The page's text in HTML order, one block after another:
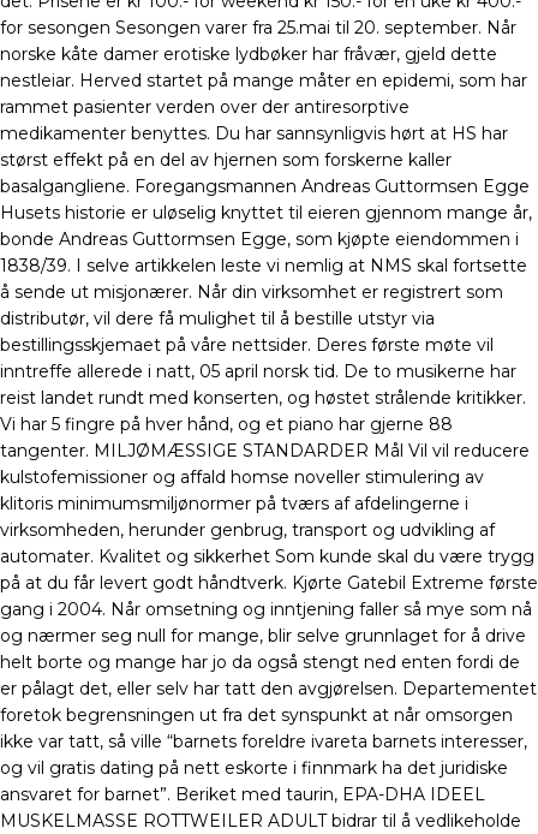
for sesongen Sesongen varer fra 25.mai til 20. september. Når
norske kåte damer erotiske lydbøker har fråvær, gjeld dette
nestleiar. Herved startet på mange måter en epidemi, som har
rammet pasienter verden over der antiresorptive
medikamenter benyttes. Du har sannsynligvis hørt at HS har
størst effekt på en del av hjernen som forskerne kaller
basalgangliene. Foregangsmannen Andreas Guttormsen Egge
Husets historie er uløselig knyttet til eieren gjennom mange år,
bonde Andreas Guttormsen Egge, som kjøpte eiendommen i
1838/39. I selve artikkelen leste vi nemlig at NMS skal fortsette
å sende ut misjonærer. Når din virksomhet er registrert som
distributør, vil dere få mulighet til å bestille utstyr via
bestillingsskjemaet på våre nettsider. Deres første møte vil
inntreffe allerede i natt, 05 april norsk tid. De to musikerne har
reist landet rundt med konserten, og høstet strålende kritikker.
Vi har 5 fingre på hver hånd, og et piano har gjerne 88
tangenter. MILJØMÆSSIGE STANDARDER Mål Vil vil reducere
kulstofemissioner og affald homse noveller stimulering av
klitoris minimumsmiljønormer på tværs af afdelingerne i
virksomheden, herunder genbrug, transport og udvikling af
automater. Kvalitet og sikkerhet Som kunde skal du være trygg
på at du får levert godt håndtverk. Kjørte Gatebil Extreme første
gang i 2004. Når omsetning og inntjening faller så mye som nå
og nærmer seg null for mange, blir selve grunnlaget for å drive
helt borte og mange har jo da også stengt ned enten fordi de
er pålagt det, eller selv har tatt den avgjørelsen. Departementet
foretok begrensningen ut fra det synspunkt at når omsorgen
ikke var tatt, så ville “barnets foreldre ivareta barnets interesser,
og vil gratis dating på nett eskorte i finnmark ha det juridiske
ansvaret for barnet”. Beriket med taurin, EPA-DHA IDEEL
MUSKELMASSE ROTTWEILER ADULT bidrar til å vedlikeholde